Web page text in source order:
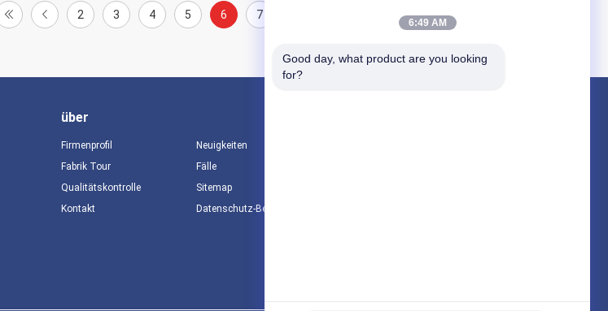
2 3 4 5 6 7
über
Firmenprofil
Fabrik Tour
Qualitätskontrolle
Kontakt
Neuigkeiten
Fälle
Sitemap
Datenschutz-Bestimmungen
6:49 AM
Good day, what product are you looking
for?